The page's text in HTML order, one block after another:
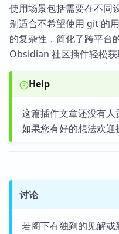
使用场景包括需要在不同
别适合不希望使用 git 的
的复杂性，简化了跨平台
Obsidian 社区插件轻松获
Help
这篇插件文章还没有人
如果您有好的想法欢迎
讨论
若阁下有独到的见解